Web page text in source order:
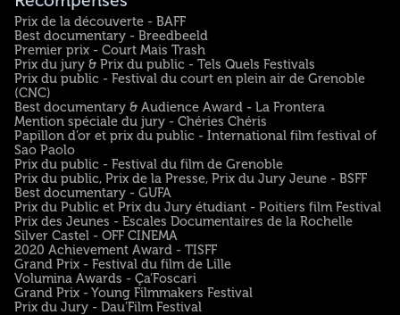
Prix de la découverte - BAFF
Best documentary - Breedbeeld
Premier prix - Court Mais Trash
Prix du jury & Prix du public - Tels Quels Festivals
Prix du public - Festival du court en plein air de Grenoble
(CNC)
Best documentary & Audience Award - La Frontera
Mention spéciale du jury - Chéries Chéris
Papillon d’or et prix du public - International film festival of
Sao Paolo
Prix du public - Festival du film de Grenoble
Prix du public, Prix de la Presse, Prix du Jury Jeune - BSFF
Best documentary - GUFA
Prix du Public et Prix du Jury étudiant - Poitiers film Festival
Prix des Jeunes - Escales Documentaires de la Rochelle
Silver Castel - OFF CINEMA
2020 Achievement Award - TISFF
Grand Prix - Festival du film de Lille
Volumina Awards - Ça’Foscari
Grand Prix - Young Filmmakers Festival
Prix du Jury - Dau’Film Festival